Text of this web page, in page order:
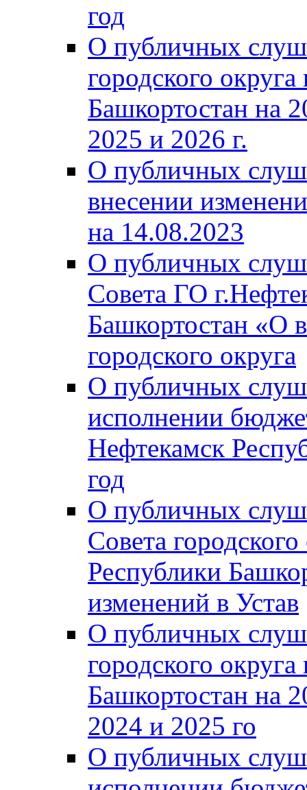
год
О публичных
городского
Башкортостан на
2025 и 2026 г.
О публичных
внесении
на 14.08.2023
О публичных
Совета ГО
Башкортостан «О
городского округа
О публичных
исполнении
Нефтекамск
год
О публичных
Совета
Республики
изменений в Устав
О публичных
городского
Башкортостан на
2024 и 2025 го
О публичных